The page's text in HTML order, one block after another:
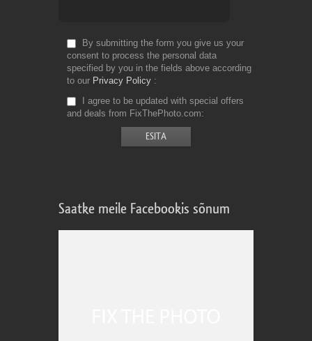
By submitting the form you give us your
consent to process the personal data
specified by you in the fields above according
to our Privacy Policy
I agree to be updated with special offers
and deals from FixThePhoto.com
Saatke meile Facebookis sõnum